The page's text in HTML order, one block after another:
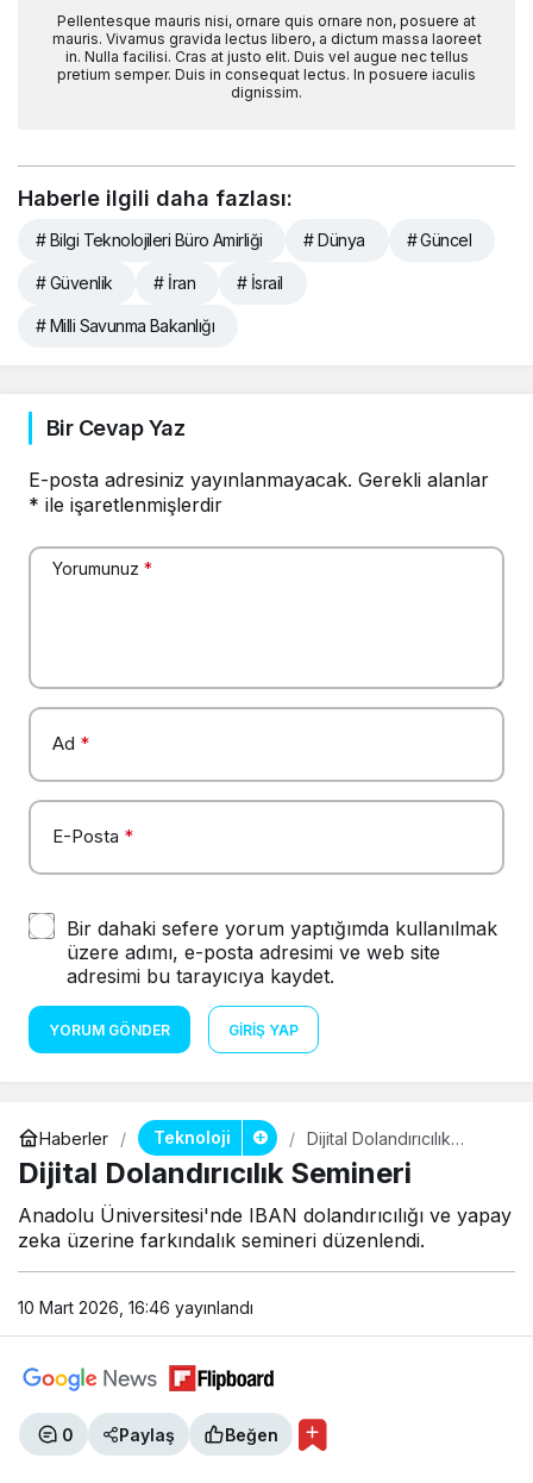
Pellentesque mauris nisi, ornare quis ornare non, posuere at
mauris. Vivamus gravida lectus libero, a dictum massa laoreet
in. Nulla facilisi. Cras at justo elit. Duis vel augue nec tellus
pretium semper. Duis in consequat lectus. In posuere iaculis
dignissim.
Haberle ilgili daha fazlası:
# Bilgi Teknolojileri Büro Amirliği # Dünya # Güncel
# Güvenlik # İran # İsrail
# Milli Savunma Bakanlığı
Bir Cevap Yaz
E-posta adresiniz yayınlanmayacak. Gerekli alanlar
* ile işaretlenmişlerdir
Yorumunuz *
Ad *
E-Posta *
Bir dahaki sefere yorum yaptığımda kullanılmak
üzere adımı, e-posta adresimi ve web site
adresimi bu tarayıcıya kaydet.
YORUM GÖNDER GIRIŞ YAP
Haberler Teknoloji
Dijital Dolandırıcılık
Semineri
Dijital Dolandırıcılık Semineri
Anadolu Üniversitesi'nde IBAN dolandırıcılığı ve yapay
zeka üzerine farkındalık semineri düzenlendi.
10 Mart 2026, 16:46 yayınlandı
0 Paylaş Beğen